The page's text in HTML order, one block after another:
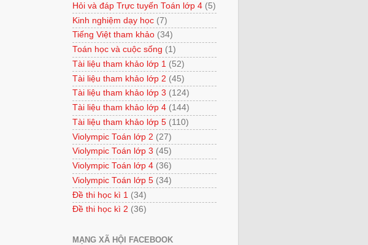
Hỏi và đáp Trực tuyến Toán lớp 4 (5)
Kinh nghiệm dạy học (7)
Tiếng Việt tham khảo (34)
Toán học và cuộc sống (1)
Tài liệu tham khảo lớp 1 (52)
Tài liệu tham khảo lớp 2 (45)
Tài liệu tham khảo lớp 3 (124)
Tài liệu tham khảo lớp 4 (144)
Tài liệu tham khảo lớp 5 (110)
Violympic Toán lớp 2 (27)
Violympic Toán lớp 3 (45)
Violympic Toán lớp 4 (36)
Violympic Toán lớp 5 (34)
Đề thi học kì 1 (34)
Đề thi học kì 2 (36)
MẠNG XÃ HỘI FACEBOOK